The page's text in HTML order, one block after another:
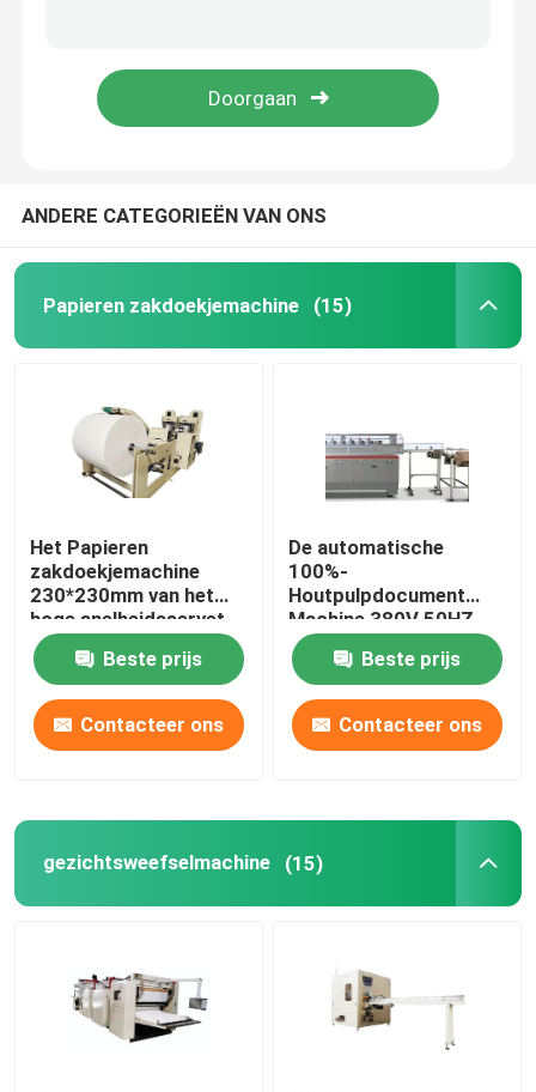
papieren zakdoekjesnijmachine
De Machine van de papieren zakdoekjeverpakking
De Machine van de keukenhanddoek
De Machine van het zakweefsel
Document het In reliëf maken Machine
document snijmachine rewinder machine
ANDERE CATEGORIEËN VAN ONS
Papieren zakdoekjemachine (15)
Het Papieren
zakdoekjemachine
230*230mm van het
hoge snelheidsservet
5000 Bladen/Min
Beste prijs
Contacteer ons
De automatische
100%-
Houtpulpdocument
Machine 380V 50HZ
van Straw Machine
Paper Tissue Paper
Beste prijs
Contacteer ons
gezichtsweefselmachine (15)